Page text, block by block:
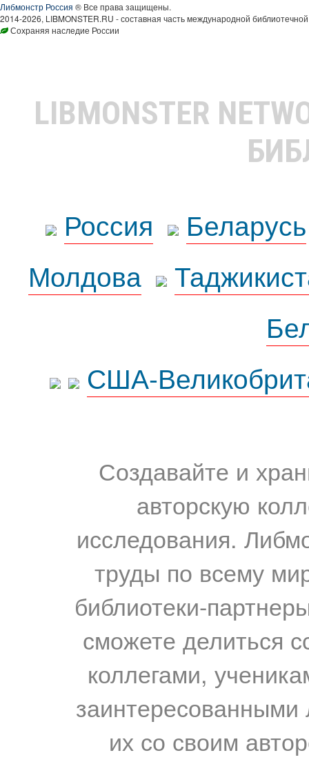
Либмонстр Россия ® Все права защищены.
2014-2026, LIBMONSTER.RU - составная часть международной
Сохраняя наследие России
LIBMONSTER
Россия
Беларусь
Молдова
США-
Создавайте и
авторскую
исследования.
труды по всему
библиотеки-
сможете делиться
коллегами,
их со своим